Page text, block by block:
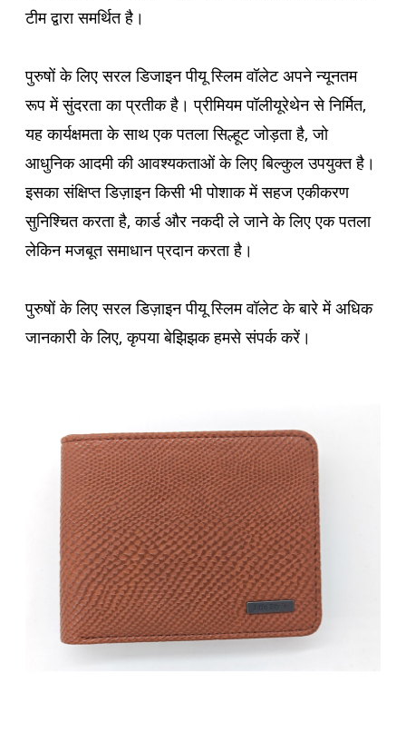
टीम द्वारा समर्थित है।
पुरुषों के लिए सरल डिजाइन पीयू स्लिम वॉलेट अपने न्यूनतम
रूप में सुंदरता का प्रतीक है। प्रीमियम पॉलीयूरेथेन से निर्मित,
यह कार्यक्षमता के साथ एक पतला सिल्हूट जोड़ता है, जो
आधुनिक आदमी की आवश्यकताओं के लिए बिल्कुल उपयुक्त है।
इसका संक्षिप्त डिज़ाइन किसी भी पोशाक में सहज एकीकरण
सुनिश्चित करता है, कार्ड और नकदी ले जाने के लिए एक पतला
लेकिन मजबूत समाधान प्रदान करता है।
पुरुषों के लिए सरल डिज़ाइन पीयू स्लिम वॉलेट के बारे में अधिक
जानकारी के लिए, कृपया बेझिझक हमसे संपर्क करें।